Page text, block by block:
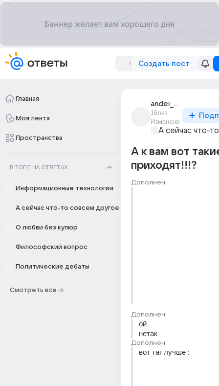
Создать пост
Главная
Моя лента
Пространства
В ТОПЕ НА ОТВЕТАХ
Информационные технологии
А сейчас что-то совсем другое
О любви без купюр
Философский вопрос
Политические дебаты
Смотреть все
andei_maksimenko
16лет
Изменено
А сейчас что-
А к вам вот
приходят!!!?
Дополнен
Дополнен
ой
нетак
Дополнен
вот таг лучше :